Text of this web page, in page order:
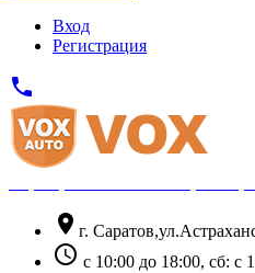
Вход
Регистрация
phone
location_on г.
schedule с 10:00 до 18:00, сб: с